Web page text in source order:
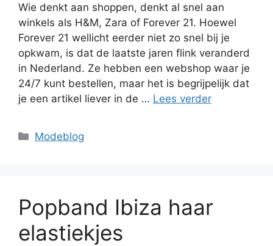
Wie denkt aan shoppen, denkt al snel aan
winkels als H&M, Zara of Forever 21. Hoewel
Forever 21 wellicht eerder niet zo snel bij je
opkwam, is dat de laatste jaren flink veranderd
in Nederland. Ze hebben een webshop waar je
24/7 kunt bestellen, maar het is begrijpelijk dat
je een artikel liever in de … Lees verder
Categorieën
Modeblog
Popband Ibiza haar
elastiekjes